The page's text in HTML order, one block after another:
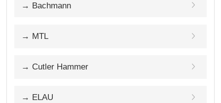
→ Bachmann
→ MTL
→ Cutler Hammer
→ ELAU